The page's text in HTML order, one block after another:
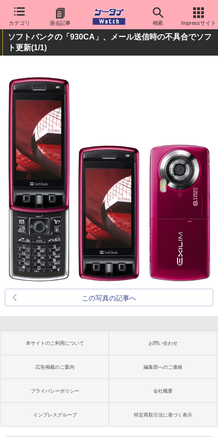
カテゴリ 過去記事 検索 Impressサイト
ソフトバンクの「930CA」、メール送信時の不具合でソフ
ト更新(1/1)
この写真の記事へ
本サイトのご利用について お問い合わせ
広告掲載のご案内 編集部へのご連絡
プライバシーポリシー 会社概要
インプレスグループ 特定商取引法に基づく表示